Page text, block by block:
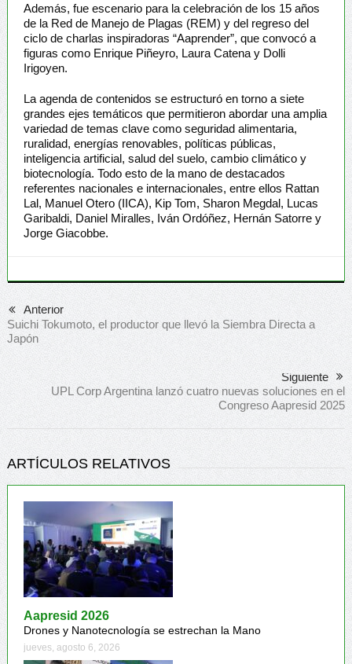
Además, fue escenario para la celebración de los 15 años
de la Red de Manejo de Plagas (REM) y del regreso del
ciclo de charlas inspiradoras “Aaprender”, que convocó a
figuras como Enrique Piñeyro, Laura Catena y Dolli
Irigoyen.
La agenda de contenidos se estructuró en torno a siete
grandes ejes temáticos que permitieron abordar una amplia
variedad de temas clave como seguridad alimentaria,
ruralidad, energías renovables, políticas públicas,
inteligencia artificial, salud del suelo, cambio climático y
biotecnología. Todo esto de la mano de destacados
referentes nacionales e internacionales, entre ellos Rattan
Lal, Manuel Otero (IICA), Kip Tom, Sharon Megdal, Lucas
Garibaldi, Daniel Miralles, Iván Ordóñez, Hernán Satorre y
Jorge Giacobbe.
Anterior
Suichi Tokumoto, el productor que llevó la Siembra Directa a
Japón
Siguiente
UPL Corp Argentina lanzó cuatro nuevas soluciones en el
Congreso Aapresid 2025
ARTÍCULOS RELATIVOS
Aapresid 2026
Drones y Nanotecnología se estrechan la Mano
jueves, agosto 6, 2026